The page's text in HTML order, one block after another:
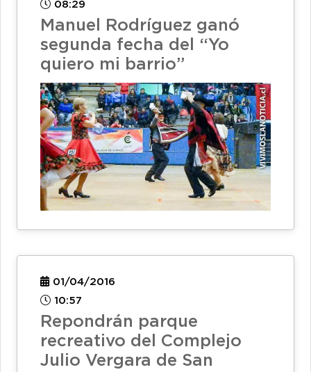
08:29
Manuel Rodríguez ganó
segunda fecha del “Yo
quiero mi barrio”
01/04/2016
10:57
Repondrán parque
recreativo del Complejo
Julio Vergara de San